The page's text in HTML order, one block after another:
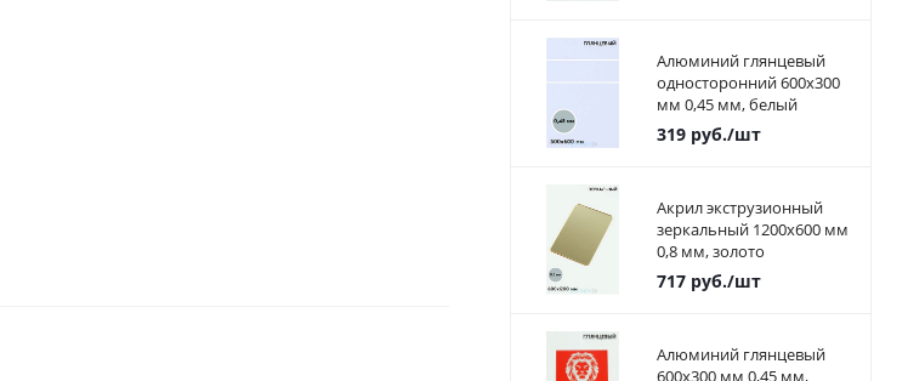
Алюминий глянцевый
односторонний 600х300
мм 0,45 мм, белый
319руб./шт
Акрил экструзионный
зеркальный 1200х600 мм
0,8 мм, золото
717руб./шт
Алюминий глянцевый
600х300 мм 0,45 мм,